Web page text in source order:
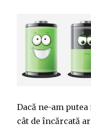
Dacă ne-am
cât de încărcată